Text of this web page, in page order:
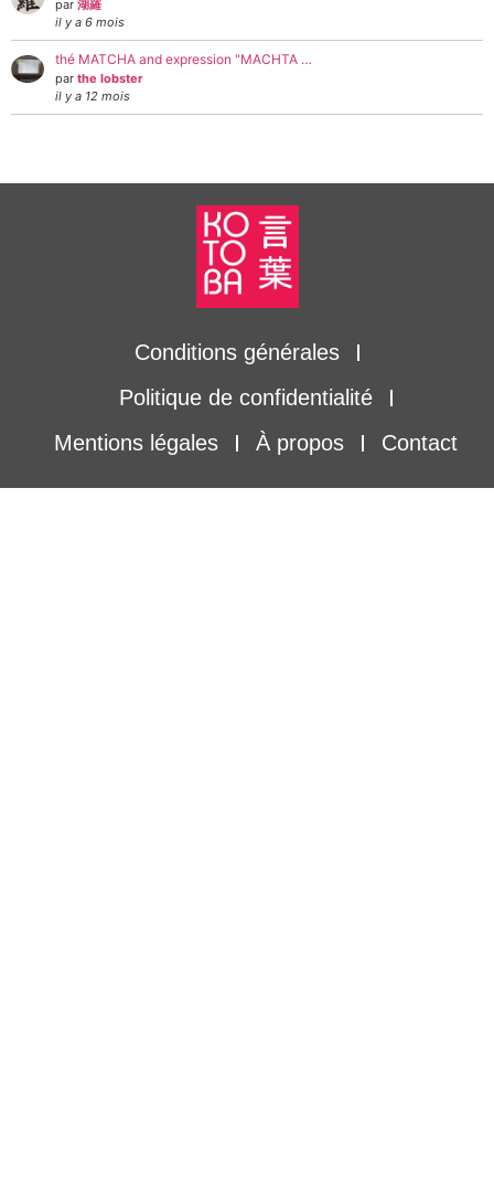
par 湖羅
il y a 6 mois
thé MATCHA and expression "MACHTA …
par the lobster
il y a 12 mois
Conditions générales
Politique de confidentialité
Mentions légales
À propos Contact